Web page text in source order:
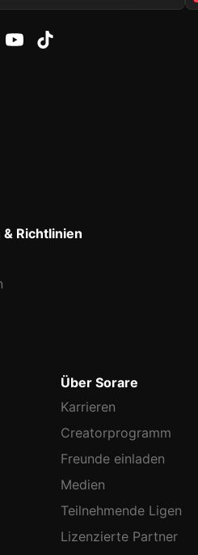
Richtlinien
Über Sorare
Karrieren
Creatorprogramm
Freunde einladen
Medien
Teilnehmende Ligen
Lizenzierte Partner